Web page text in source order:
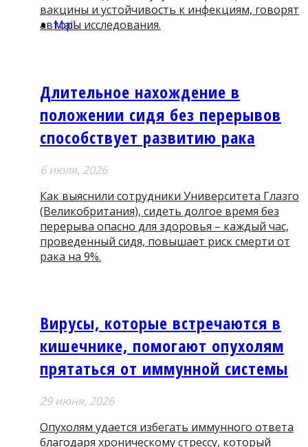
Mail
вакцины и устойчивость к инфекциям, говорят
авторы исследования.
Длительное нахождение в
положении сидя без перерывов
способствует развитию рака
6 июля, 2026
Как выяснили сотрудники Университета Глазго
(Великобритания), сидеть долгое время без
перерыва опасно для здоровья – каждый час,
проведенный сидя, повышает риск смерти от
рака на 9%.
Вирусы, которые встречаются в
кишечнике, помогают опухолям
прятаться от иммунной системы
29 июня, 2026
Опухолям удается избегать иммунного ответа
благодаря хроническому стрессу, который